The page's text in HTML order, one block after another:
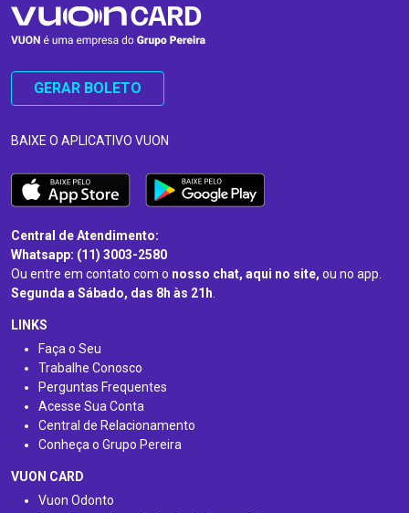
GERAR BOLETO
BAIXE O APLICATIVO VUON
Central de Atendimento:
Whatsapp: (11) 3003-2580
Ou entre em contato com o nosso chat, aqui no site, ou no app.
Segunda a Sábado, das 8h às 21h.
LINKS
Faça o Seu
Trabalhe Conosco
Perguntas Frequentes
Acesse Sua Conta
Central de Relacionamento
Conheça o Grupo Pereira
VUON CARD
Vuon Odonto